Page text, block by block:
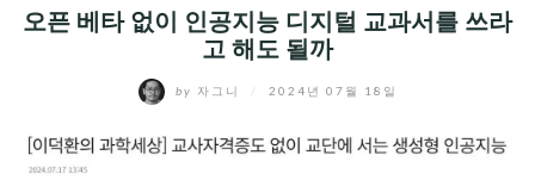
오픈 베타 없이 인공지능 디지털 교과서를 쓰라
고 해도 될까
by 자그니 2024년 07월 18일
CHILD
MENU
디지털트렌드
EXPAND
CHILD
신제품
EXPAND